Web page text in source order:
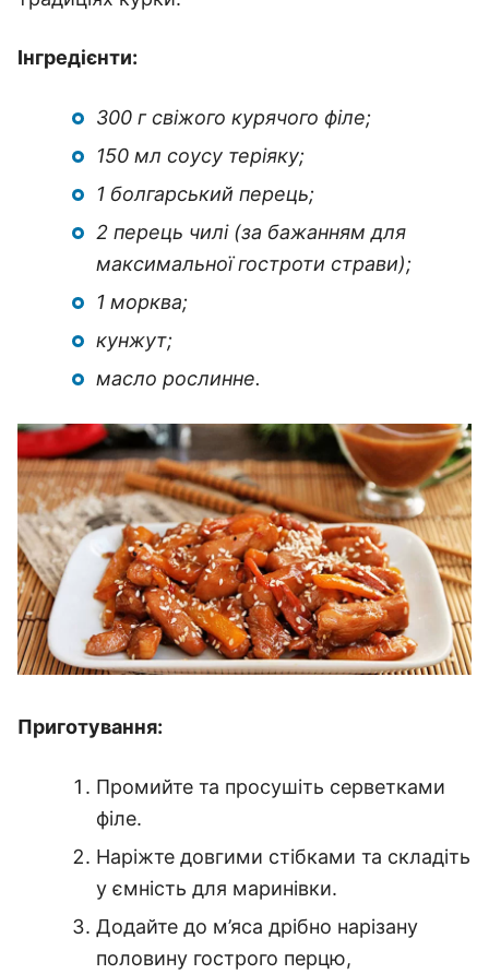
Інгредієнти:
300 г свіжого курячого філе;
150 мл соусу теріяку;
1 болгарський перець;
2 перець чилі (за бажанням для
максимальної гостроти страви);
1 морква;
кунжут;
масло рослинне.
Приготування:
Промийте та просушіть серветками
філе.
Наріжте довгими стібками та складіть
у ємність для маринівки.
Додайте до м’яса дрібно нарізану
половину гострого перцю,